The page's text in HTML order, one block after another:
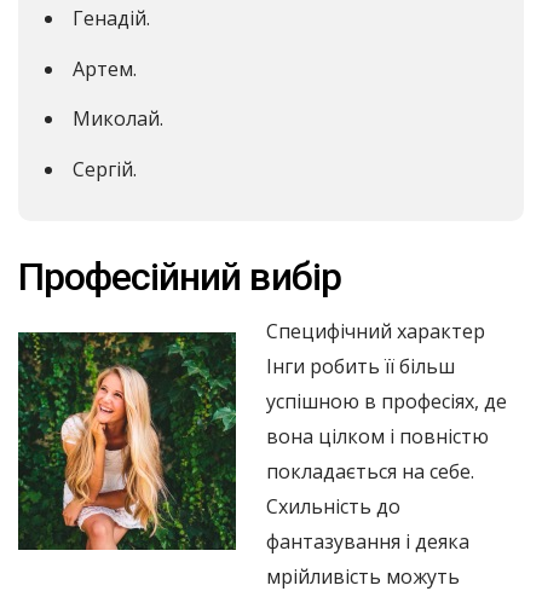
Генадій.
Артем.
Миколай.
Сергій.
Професійний вибір
Специфічний характер
Інги робить її більш
успішною в професіях, де
вона цілком і повністю
покладається на себе.
Схильність до
фантазування і деяка
мрійливість можуть